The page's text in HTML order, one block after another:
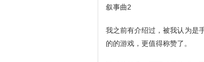
叙事曲2
我之前有介绍过，被我认为是
的的游戏，更值得称赞了。